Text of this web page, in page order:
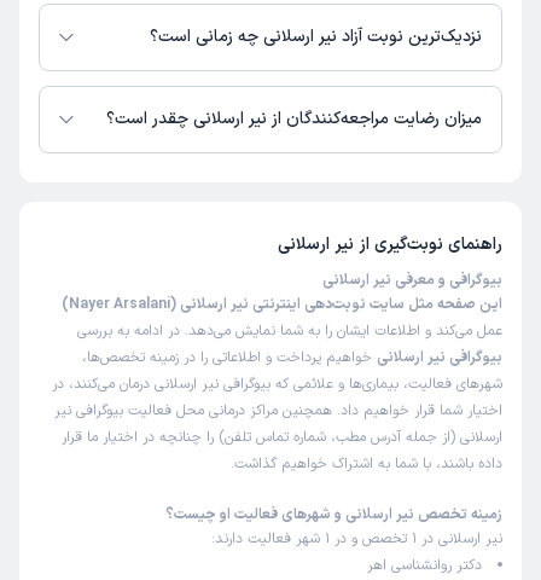
نیر ارسلانی (
1405/02/29 - 23:04
)
ممنون🙏🌺
زمان انتظار: 0-15 دقیقه
عدم رضایت
علت مراجعه: مشاوره در زمینه مشکلات زناشویی و خانوادگی
کاربر دکترتو
این پزشک را پیشنهاد میکنم
زمان انتظار:
نزدیک‌ترین نوبت آزاد نیر ارسلانی چه زمانی است؟
نیر ارسلانی از روز یکشنبه 18 مرداد 1405 بیمار جدید می‌پذیرند.
میزان رضایت مراجعه‌کنندگان از نیر ارسلانی چقدر است؟
راهنمای نوبت‌گیری از نیر ارسلانی
بیوگرافی و معرفی نیر ارسلانی
این صفحه مثل سایت نوبت‌دهی اینترنتی نیر ارسلانی (Nayer Arsalani)
عمل می‌کند و اطلاعات ایشان را به شما نمایش می‌دهد. در ادامه به بررسی
بیوگرافی نیر ارسلانی خواهیم پرداخت و اطلاعاتی را در زمینه تخصص‌ها،
شهرهای فعالیت، بیماری‌ها و علائمی که بیوگرافی نیر ارسلانی درمان می‌کنند، در
اختیار شما قرار خواهیم داد. همچنین مراکز درمانی محل فعالیت بیوگرافی نیر
ارسلانی (از جمله آدرس مطب، شماره تماس تلفن) را چنانچه در اختیار ما قرار
داده باشند، با شما به اشتراک خواهیم گذاشت.
زمینه تخصص نیر ارسلانی و شهرهای فعالیت او چیست؟
نیر ارسلانی در 1 تخصص و در 1 شهر فعالیت دارند:
دکتر روانشناسی اهر